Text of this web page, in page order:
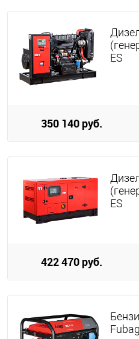
ES
350 140 руб.
ES
422 470 руб.